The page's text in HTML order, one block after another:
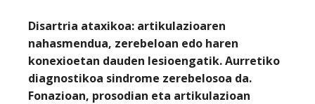
Disartria ataxikoa: artikulazioaren
nahasmendua, zerebeloan edo haren
konexioetan dauden lesioengatik. Aurretiko
diagnostikoa sindrome zerebelosoa da.
Fonazioan, prosodian eta artikulazioan